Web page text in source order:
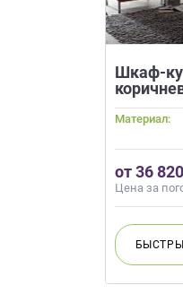
Шкаф-
Материал:
от 36
Цена за